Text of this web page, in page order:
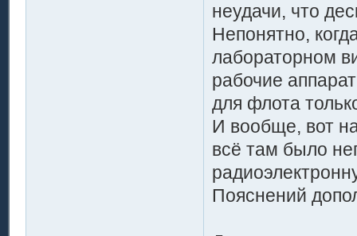
неудачи, что
Непонятно,
лабораторном
рабочие
для флота
И вообще, вот
всё там было
Пояснений